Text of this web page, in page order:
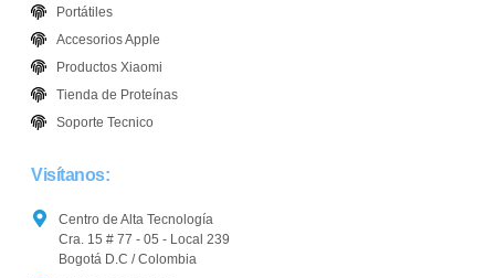
Portátiles
Accesorios Apple
Productos Xiaomi
Tienda de Proteínas
Soporte Tecnico
Visítanos:
Centro de Alta Tecnología
Cra. 15 # 77 - 05 - Local 239
Bogotá D.C / Colombia